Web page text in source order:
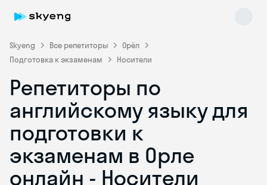
Skyeng Все репетиторы
Орёл
Подготовка к экзаменам
Носители
Репетиторы по
английскому языку для
подготовки к
экзаменам в Орле
онлайн - Носители
Skyeng Chat